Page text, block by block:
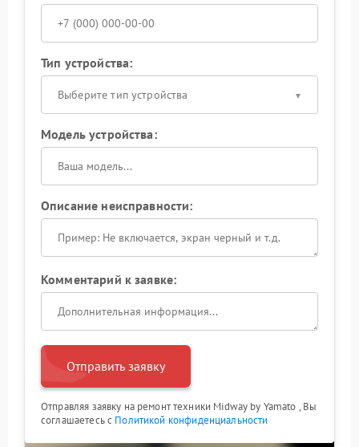
Тип устройства:
Выберите тип устройства
Модель устройства:
Описание неисправности:
Комментарий к заявке:
Отправить заявку
Отправляя заявку на ремонт техники Midway by Yamato , Вы
соглашаетесь с Политикой конфиденциальности